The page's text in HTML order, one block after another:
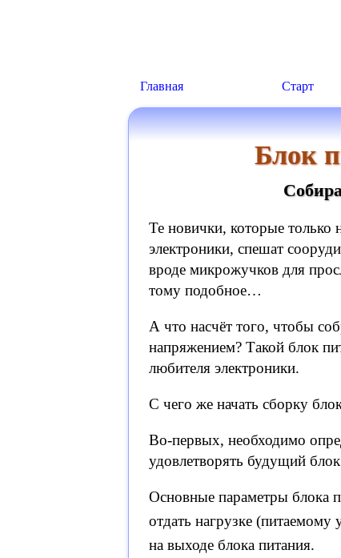
Главная Старт
Блок
Те новички, которые только
электроники, спешат
вроде микрожучков для
тому подобное…
А что насчёт того, чтобы
напряжением? Такой блок
любителя электроники.
С чего же начать сборку
Во-первых, необходимо
удовлетворять будущий
Основные параметры блока
отдать нагрузке
на выходе блока питания.